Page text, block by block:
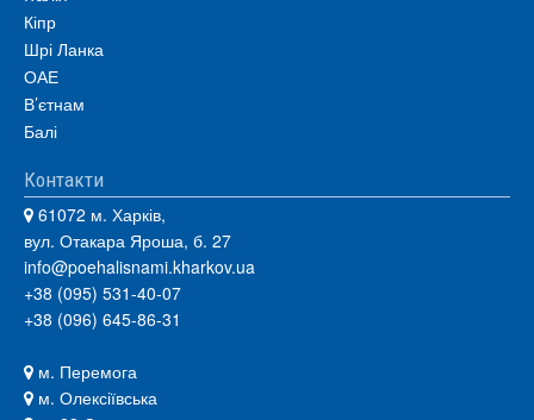
Кіпр
Шрі Ланка
ОАЕ
В’єтнам
Балі
Контакти
61072 м. Харків,
вул. Отакара Яроша, б. 27
info@poehalisnami.kharkov.ua
+38 (095) 531-40-07
+38 (096) 645-86-31
м. Перемога
м. Олексіївська